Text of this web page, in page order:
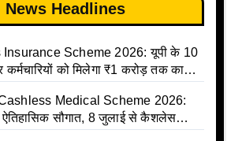
News Headlines
Insurance Scheme 2026: यूपी के 10
कर्मचारियों को मिलेगा ₹1 करोड़ तक का
Medical Scheme 2026:
ऐतिहासिक सौगात, 8 जुलाई से कैशलेस